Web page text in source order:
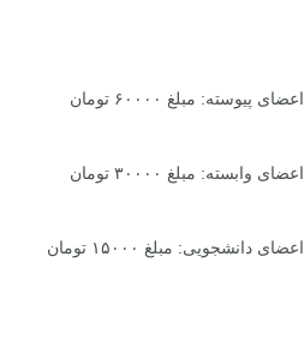
اعضای پیوسته: مبلغ ۶۰۰۰۰ تومان
اعضای وابسته: مبلغ ۳۰۰۰۰ تومان
اعضای دانشجویی: مبلغ ۱۵۰۰۰ تومان
0+ 0+